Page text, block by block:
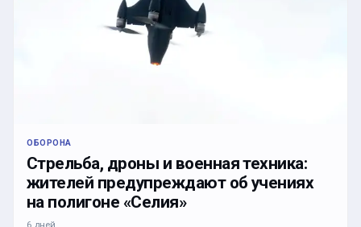
ОБОРОНА
Стрельба, дроны и военная техника:
жителей предупреждают об учениях
на полигоне «Селия»